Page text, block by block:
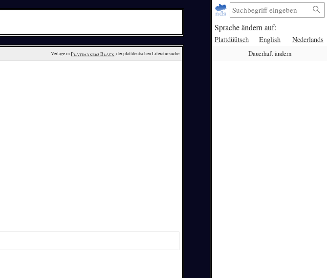
Sprache ändern auf:
Plattdüütsch English Nederlands
Dauerhaft ändern
Verlage in Plattmakers Black, der plattdeutschen Literatursuche